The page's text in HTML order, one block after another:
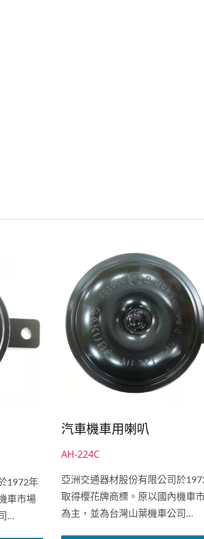
1972年
車市場
汽車機車用喇叭
AH-224C
亞洲交通器材股份有限公司於
取得櫻花牌商標。原以國內機車
為主，並為台灣山葉機車公司